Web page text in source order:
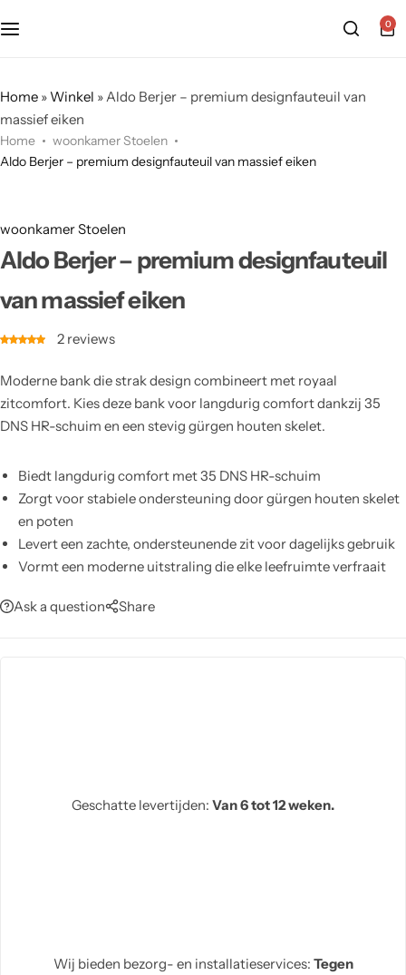
0
Home »Winkel »Aldo Berjer – premium designfauteuil van
massief eiken
Home
woonkamer Stoelen
Aldo Berjer – premium designfauteuil van massief eiken
woonkamer Stoelen
Aldo Berjer – premium designfauteuil
van massief eiken
2 reviews
Moderne bank die strak design combineert met royaal
zitcomfort. Kies deze bank voor langdurig comfort dankzij 35
DNS HR-schuim en een stevig gürgen houten skelet.
Biedt langdurig comfort met 35 DNS HR-schuim
Zorgt voor stabiele ondersteuning door gürgen houten skelet
en poten
Levert een zachte, ondersteunende zit voor dagelijks gebruik
Vormt een moderne uitstraling die elke leefruimte verfraait
kleuraanpasbare bekleding
Ask a question Share
Geschatte levertijden: Van 6 tot 12 weken.
Wij bieden bezorg- en installatieservices: Tegen